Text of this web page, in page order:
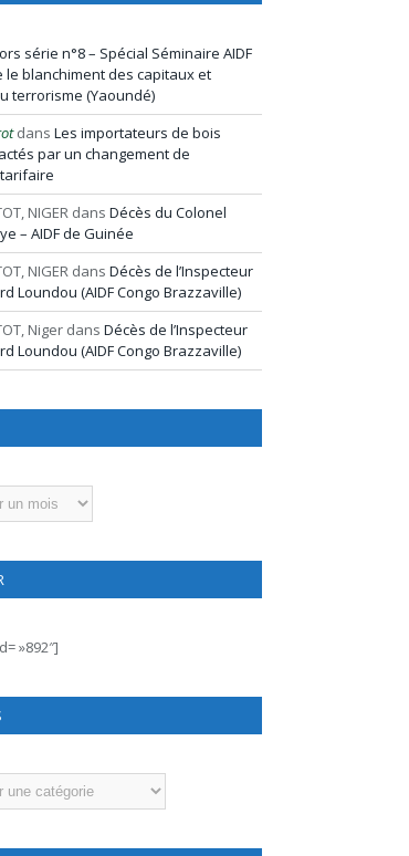
série n°8 – Spécial Séminaire AIDF
le blanchiment des capitaux et
terrorisme (Yaoundé)
dans Les importateurs de bois
par un changement de
NIGER dans Décès du Colonel
– AIDF de Guinée
NIGER dans Décès de l’Inspecteur
Loundou (AIDF Congo Brazzaville)
Niger dans Décès de l’Inspecteur
Loundou (AIDF Congo Brazzaville)
»892″]